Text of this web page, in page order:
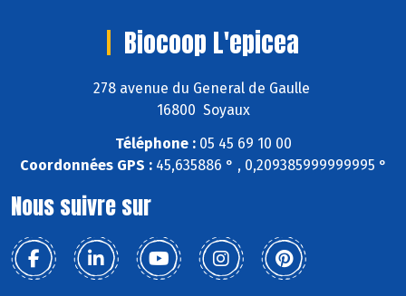
Biocoop L'epicea
278 avenue du General de Gaulle
16800 Soyaux
Téléphone :05 45 69 10 00
Coordonnées GPS :45,635886 ° , 0,209385999999995 °
Nous suivre sur